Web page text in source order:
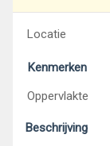
Locatie
Kenmerken
Oppervlakte
Beschrijving